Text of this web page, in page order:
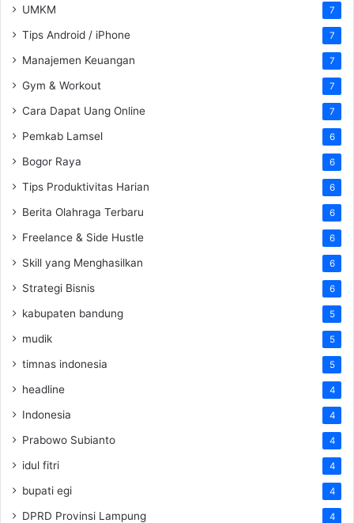
UMKM 7
Tips Android / iPhone 7
Manajemen Keuangan 7
Gym & Workout 7
Cara Dapat Uang Online 7
Pemkab Lamsel 6
Bogor Raya 6
Tips Produktivitas Harian 6
Berita Olahraga Terbaru 6
Freelance & Side Hustle 6
Skill yang Menghasilkan 6
Strategi Bisnis 6
kabupaten bandung 5
mudik 5
timnas indonesia 5
headline 4
Indonesia 4
Prabowo Subianto 4
idul fitri 4
bupati egi 4
DPRD Provinsi Lampung 4